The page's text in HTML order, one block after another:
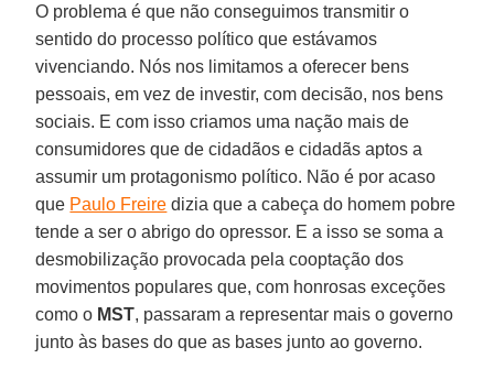
O problema é que não conseguimos transmitir o
sentido do processo político que estávamos
vivenciando. Nós nos limitamos a oferecer bens
pessoais, em vez de investir, com decisão, nos bens
sociais. E com isso criamos uma nação mais de
consumidores que de cidadãos e cidadãs aptos a
assumir um protagonismo político. Não é por acaso
que Paulo Freire dizia que a cabeça do homem pobre
tende a ser o abrigo do opressor. E a isso se soma a
desmobilização provocada pela cooptação dos
movimentos populares que, com honrosas exceções
como o MST, passaram a representar mais o governo
junto às bases do que as bases junto ao governo.